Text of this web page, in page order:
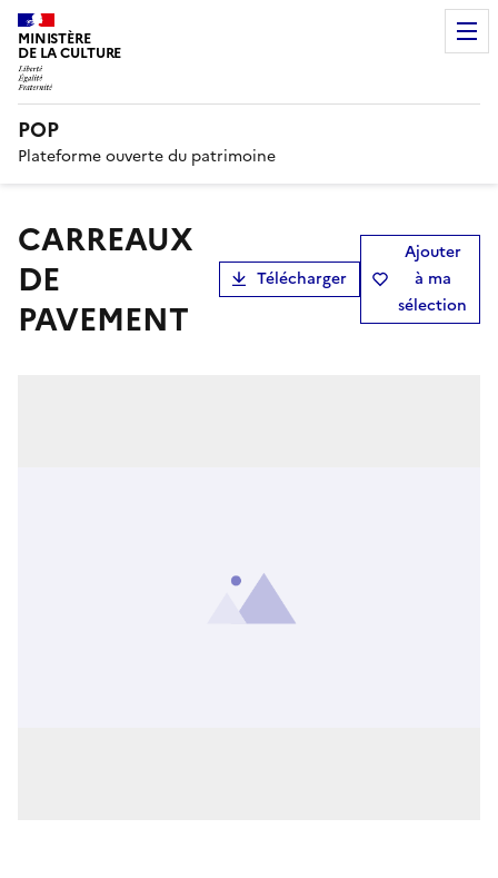
MINISTÈRE
DE LA CULTURE
POP
Plateforme ouverte du patrimoine
CARREAUX
DE
PAVEMENT
Télécharger
Ajouter
à ma
sélection